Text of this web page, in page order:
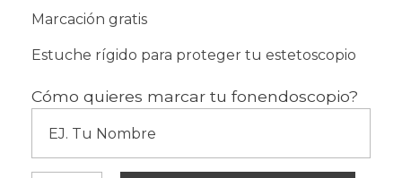
Marcación gratis
Estuche rígido para proteger tu estetoscopio
Cómo quieres marcar tu fonendoscopio?